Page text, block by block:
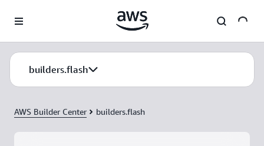
builders.flash
AWS Builder Center builders.flash